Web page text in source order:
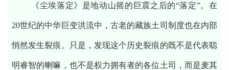
《尘埃落定》是地动山摇的巨震之后的“落定”。在
20世纪的中华巨变洪流中，古老的藏族土司制度也在内部
悄然发生裂痕。只是，发现这个历史裂痕的既不是代表聪
明睿智的喇嘛，也不是权力拥有者的各位土司，而是麦其